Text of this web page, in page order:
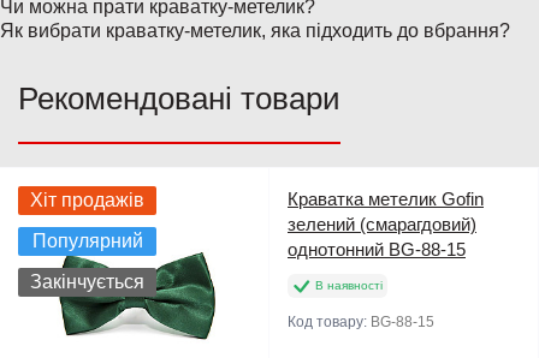
Чи можна прати краватку-метелик?
Як вибрати краватку-метелик, яка підходить до вбрання?
Рекомендовані товари
Хіт продажів
Популярний
Закінчується
Краватка метелик Gofin
зелений (смарагдовий)
однотонний BG-88-15
В наявності
Код товару: BG-88-15